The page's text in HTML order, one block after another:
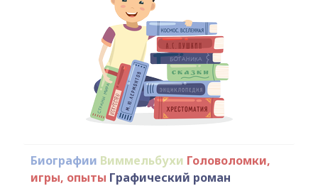
Биографии Виммельбухи Головоломки,
игры, опыты Графический роман